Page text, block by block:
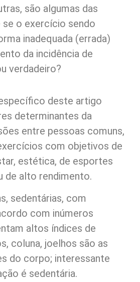
são algumas das
o exercício sendo
inadequada (errada)
da incidência de
verdadeiro?
deste artigo
determinantes da
entre pessoas comuns,
com objetivos de
estética, de esportes
de alto rendimento.
sedentárias, com
com inúmeros
altos índices de
coluna, joelhos são as
do corpo; interessante
é sedentária.